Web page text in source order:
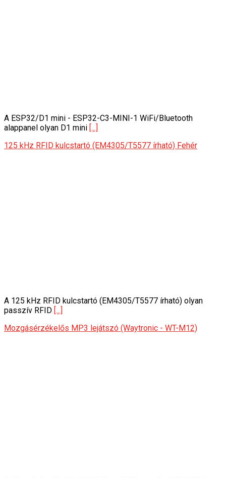
A ESP32/D1 mini - ESP32-C3-MINI-1 WiFi/Bluetooth
alappanel olyan D1 mini [...]
125 kHz RFID kulcstartó (EM4305/T5577 írható) Fehér
A 125 kHz RFID kulcstartó (EM4305/T5577 írható) olyan
passzív RFID [...]
Mozgásérzékelős MP3 lejátszó (Waytronic - WT-M12)